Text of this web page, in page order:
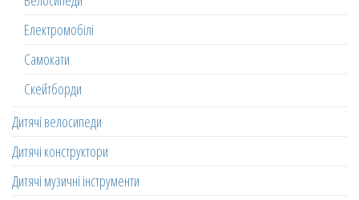
Електромобілі
Самокати
Скейтборди
Дитячі велосипеди
Дитячі конструктори
Дитячі музичні інструменти